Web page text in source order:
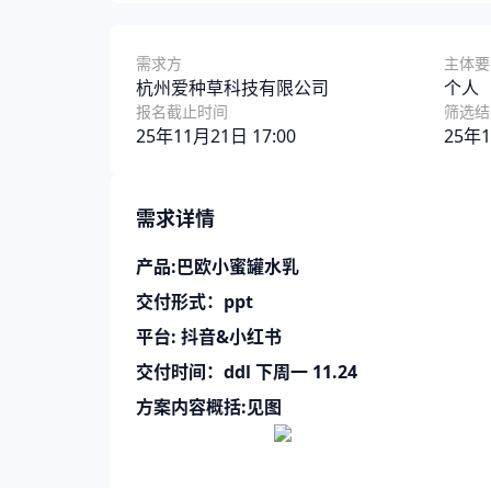
需求方
杭州爱种草科技有限公司
报名截止时间
25年11月21日 17:00
主体
个人
筛选
25年
需求详情
产品:巴欧小蜜罐水乳
交付形式：ppt
平台: 抖音&小红书
交付时间：ddl 下周一 11.24
方案内容概括:见图